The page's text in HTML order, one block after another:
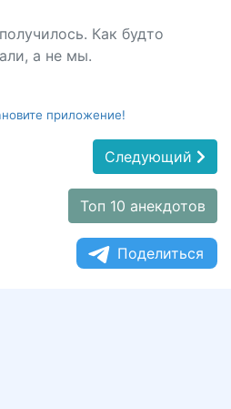
Как будто
а не мы.
приложение!
Следующий
Топ 10 анекдотов
Поделиться